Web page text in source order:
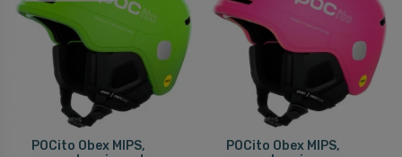
POCito Obex MIPS,
POCito Obex MIPS,